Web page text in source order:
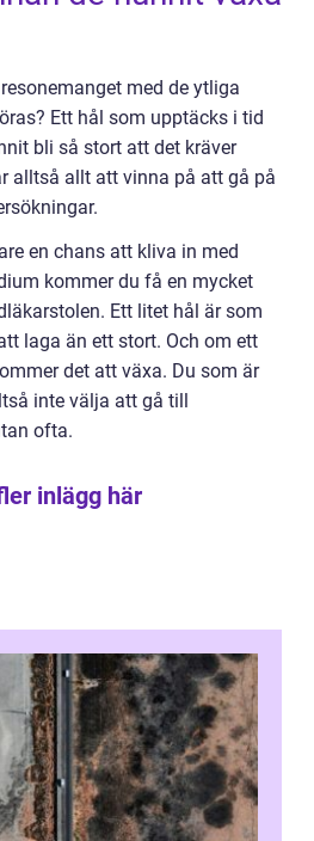
med de ytliga
Ett hål som upptäcks i tid
bli så stort att det kräver
alltså allt att vinna på att gå på
en chans att kliva in med
kommer du få en mycket
Ett litet hål är som
laga än ett stort. Och om ett
det att växa. Du som är
inte välja att gå till
ofta.
inlägg här